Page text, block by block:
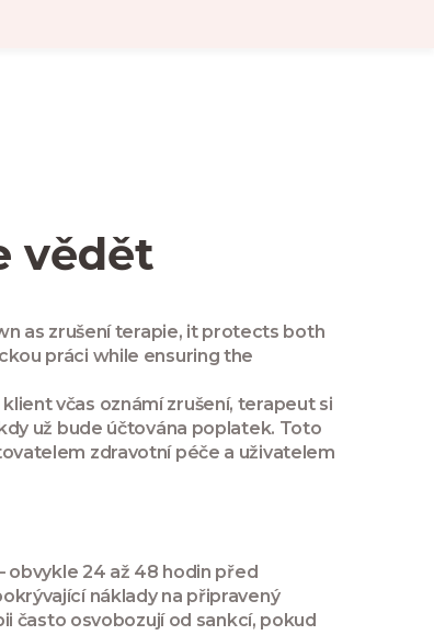
vědět
as zrušení terapie, it protects both
práci while ensuring the
včas oznámí zrušení, terapeut si
už bude účtována poplatek. Toto
zdravotní péče a uživatelem
obvykle 24 až 48 hodin před
náklady na připravený
často osvobozují od sankcí, pokud